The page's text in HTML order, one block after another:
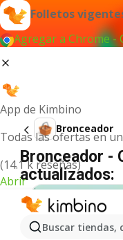
Folletos
Agregar a Chrome -
App de Kimbino
Todas las ofertas en
(14.1 k reseñas)
Abrir
Buscar tiendas,
Bronceador
Bronceador -
actualizados: